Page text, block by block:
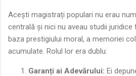
Acești magistrați populari nu erau
centrală și nici nu aveau studii juridice
baza prestigiului moral, a memoriei
acumulate. Rolul lor era dublu:
Garanți ai Adevărului: Ei